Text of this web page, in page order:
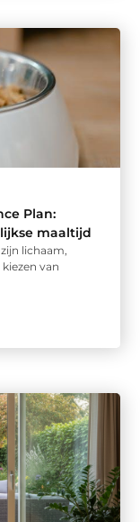
Plan:
maaltijd
lichaam,
van